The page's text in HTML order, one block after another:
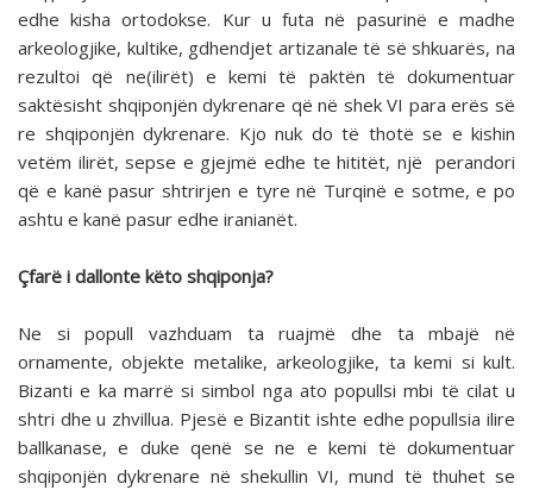
edhe kisha ortodokse. Kur u futa në pasurinë e madhe
arkeologjike, kultike, gdhendjet artizanale të së shkuarës, na
rezultoi që ne(ilirët) e kemi të paktën të dokumentuar
saktësisht shqiponjën dykrenare që në shek VI para erës së
re shqiponjën dykrenare. Kjo nuk do të thotë se e kishin
vetëm ilirët, sepse e gjejmë edhe te hititët, një perandori
që e kanë pasur shtrirjen e tyre në Turqinë e sotme, e po
ashtu e kanë pasur edhe iranianët.
Çfarë i dallonte këto shqiponja?
Ne si popull vazhduam ta ruajmë dhe ta mbajë në
ornamente, objekte metalike, arkeologjike, ta kemi si kult.
Bizanti e ka marrë si simbol nga ato popullsi mbi të cilat u
shtri dhe u zhvillua. Pjesë e Bizantit ishte edhe popullsia ilire
ballkanase, e duke qenë se ne e kemi të dokumentuar
shqiponjën dykrenare në shekullin VI, mund të thuhet se